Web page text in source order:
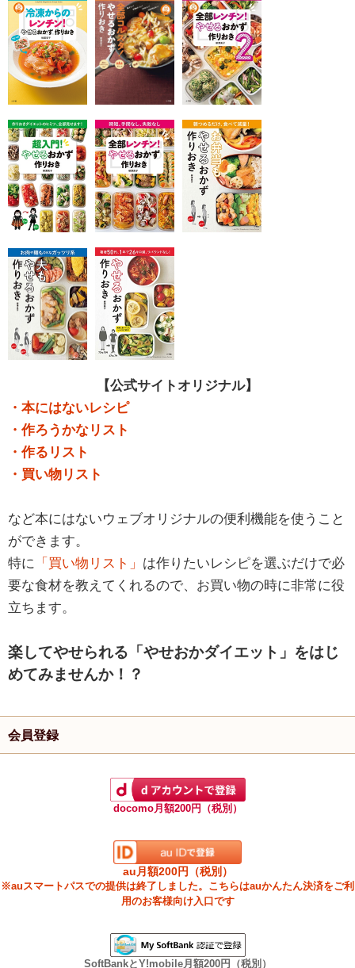
【公式サイトオリジナル】
・本にはないレシピ
・作ろうかなリスト
・作るリスト
・買い物リスト
など本にはないウェブオリジナルの便利機能を使うこと
ができます。
特に 「買い物リスト」 は作りたいレシピを選ぶだけで必
要な食材を教えてくれるので、お買い物の時に非常に役
立ちます。
楽してやせられる「やせおかダイエット」をはじ
めてみませんか！？
会員登録
docomo月額200円（税別）
au月額200円（税別）
※auスマートパスでの提供は終了しました。こちらはauかんたん決済をご利
用のお客様向け入口です
SoftBankとY!mobile月額200円（税別）